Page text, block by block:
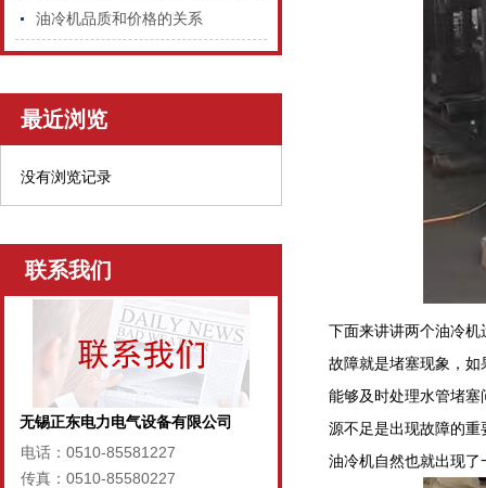
油冷机品质和价格的关系
最近浏览
没有浏览记录
联系我们
无锡正东电力电气设备有限公司
电话：0510-85581227
传真：0510-85580227
下面来讲讲两个油冷
故障就是堵塞现象，
能够及时处理水管堵
源不足是出现故障的
油冷机自然也就出现